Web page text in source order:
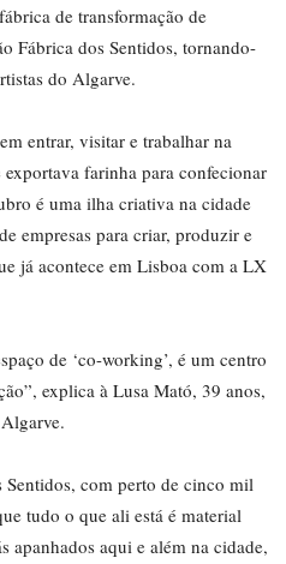
de transformação de
Fábrica dos Sentidos, tornando-
do Algarve.
entrar, visitar e trabalhar na
farinha para confecionar
é uma ilha criativa na cidade
empresas para criar, produzir e
já acontece em Lisboa com a LX
de ‘co-working’, é um centro
explica à Lusa Mató, 39 anos,
Sentidos, com perto de cinco mil
tudo o que ali está é material
apanhados aqui e além na cidade,